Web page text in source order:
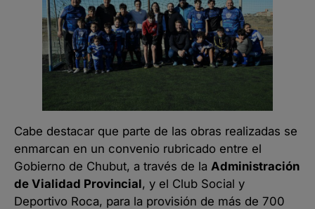
Cabe destacar que parte de las obras realizadas se
enmarcan en un convenio rubricado entre el
Gobierno de Chubut, a través de la Administración
de Vialidad Provincial, y el Club Social y
Deportivo Roca, para la provisión de más de 700